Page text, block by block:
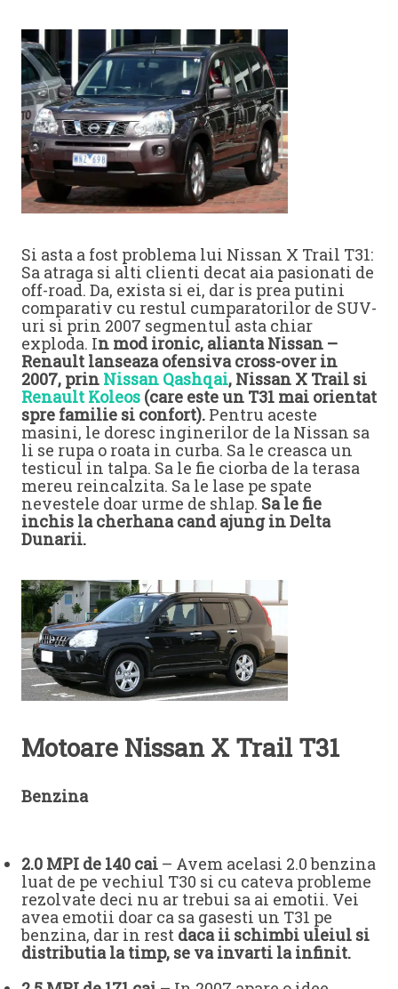
Si asta a fost problema lui Nissan X Trail T31:
Sa atraga si alti clienti decat aia pasionati de
off-road. Da, exista si ei, dar is prea putini
comparativ cu restul cumparatorilor de SUV-
uri si prin 2007 segmentul asta chiar
exploda. In mod ironic, alianta Nissan –
Renault lanseaza ofensiva cross-over in
2007, prin Nissan Qashqai, Nissan X Trail si
Renault Koleos (care este un T31 mai orientat
spre familie si confort). Pentru aceste
masini, le doresc inginerilor de la Nissan sa
li se rupa o roata in curba. Sa le creasca un
testicul in talpa. Sa le fie ciorba de la terasa
mereu reincalzita. Sa le lase pe spate
nevestele doar urme de shlap. Sa le fie
inchis la cherhana cand ajung in Delta
Dunarii.
Motoare Nissan X Trail T31
Benzina
2.0 MPI de 140 cai – Avem acelasi 2.0 benzina
luat de pe vechiul T30 si cu cateva probleme
rezolvate deci nu ar trebui sa ai emotii. Vei
avea emotii doar ca sa gasesti un T31 pe
benzina, dar in rest daca ii schimbi uleiul si
distributia la timp, se va invarti la infinit.